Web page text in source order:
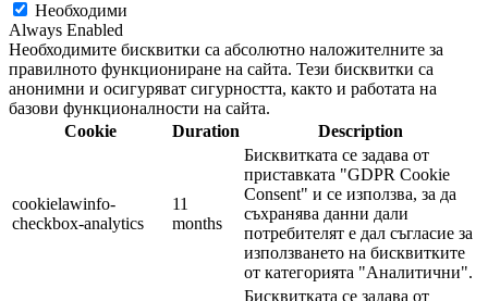
Необходими
Always Enabled
Необходимите бисквитки са абсолютно наложителните за
правилното функциониране на сайта. Тези бисквитки са
анонимни и осигуряват сигурността, както и работата на
базови функционалности на сайта.
Cookie
Duration Description
cookielawinfo-
checkbox-analytics
11
months
Бисквитката се задава от
приставката "GDPR Cookie
Consent" и се използва, за да
съхранява данни дали
потребителят е дал съгласие за
използването на бисквитките
от категорията "Аналитични".
Бисквитката се задава от